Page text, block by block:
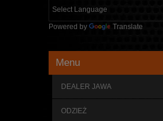
Powered by Translate
Menu
DEALER JAWA
ODZIEŻ